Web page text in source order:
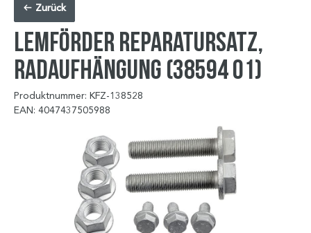
Zurück
LEMFÖRDER Reparatursatz,
Radaufhängung (38594 01)
Produktnummer: KFZ-138528
EAN: 4047437505988